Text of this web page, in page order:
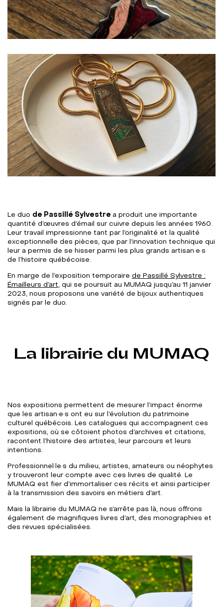
Le duo de Passillé Sylvestre a produit une importante
quantité d’œuvres d’émail sur cuivre depuis les années 1960.
Leur travail impressionne tant par l’originalité et la qualité
exceptionnelle des pièces, que par l’innovation technique qui
leur a permis de se hisser parmi les plus grands artisan·e·s
de l’histoire québécoise.
En marge de l’exposition temporaire de Passillé Sylvestre :
Émailleurs d’art, qui se poursuit au MUMAQ jusqu’au 11 janvier
2023, nous proposons une variété de bijoux authentiques
signés par le duo.
La librairie du MUMAQ
Nos expositions permettent de mesurer l’impact énorme
que les artisan·e·s ont eu sur l’évolution du patrimoine
culturel québécois. Les catalogues qui accompagnent ces
expositions, où se côtoient photos d’archives et citations,
racontent l’histoire des artistes, leur parcours et leurs
intentions.
Professionnel·le·s du milieu, artistes, amateurs ou néophytes
y trouveront leur compte avec ces livres de qualité. Le
MUMAQ est fier d’immortaliser ces récits et ainsi participer
à la transmission des savoirs en métiers d’art.
Mais la librairie du MUMAQ ne s’arrête pas là, nous offrons
également de magnifiques livres d’art, des monographies et
des revues spécialisées.